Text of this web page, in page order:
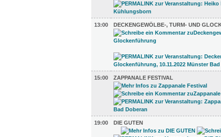
13:00 DECKENGEWÖLBE-, TURM- UND
15:00 ZAPPANALE FESTIVAL
19:00 DIE GUTEN